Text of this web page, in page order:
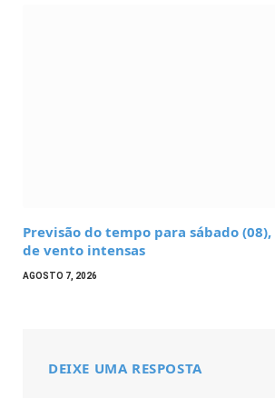
Previsão do tempo para sábado (08),
de vento intensas
AGOSTO 7, 2026
DEIXE UMA RESPOSTA